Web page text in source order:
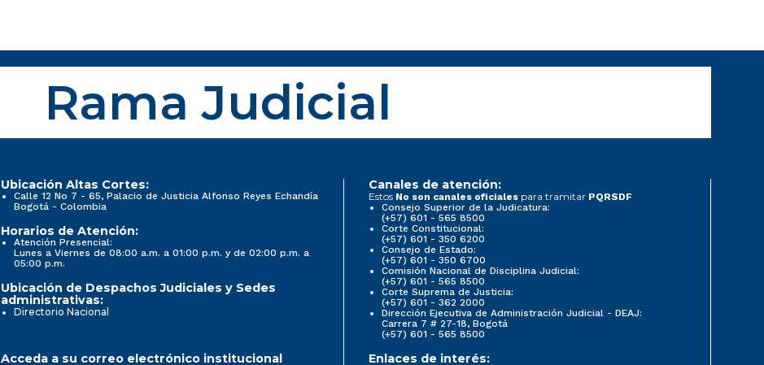
Rama Judicial
Ubicación Altas Cortes:
Calle 12 No 7 - 65, Palacio de Justicia Alfonso Reyes Echandía
Bogotá - Colombia
Horarios de Atención:
Atención Presencial:
Lunes a Viernes de 08:00 a.m. a 01:00 p.m. y de 02:00 p.m. a
05:00 p.m.
Ubicación de Despachos Judiciales y Sedes
administrativas:
Directorio Nacional
Canales de atención:
Estos No son canales oficiales para tramitar PQRSDF
Consejo Superior de la Judicatura:
(+57) 601 - 565 8500
Corte Constitucional:
(+57) 601 - 350 6200
Consejo de Estado:
(+57) 601 - 350 6700
Comisión Nacional de Disciplina Judicial:
(+57) 601 - 565 8500
Corte Suprema de Justicia:
(+57) 601 - 362 2000
Dirección Ejecutiva de Administración Judicial - DEAJ:
Carrera 7 # 27-18, Bogotá
(+57) 601 - 565 8500
Acceda a su correo electrónico institucional Enlaces de interés: